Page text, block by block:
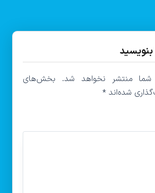
بنویسید
شما منتشر نخواهد شد.
بخش‌های
شده‌اند*